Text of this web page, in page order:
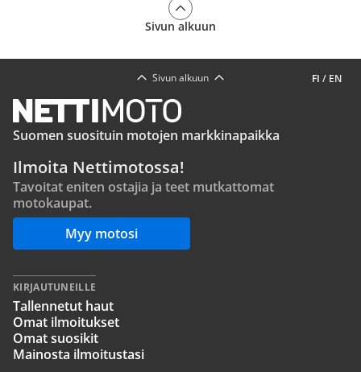
Sivun alkuun
FI / EN
Sivun alkuun
Suomen suosituin motojen markkinapaikka
Ilmoita Nettimotossa!
Tavoitat eniten ostajia ja teet mutkattomat
motokaupat.
Myy motosi
KIRJAUTUNEILLE
Tallennetut haut
Omat ilmoitukset
Omat suosikit
Mainosta ilmoitustasi